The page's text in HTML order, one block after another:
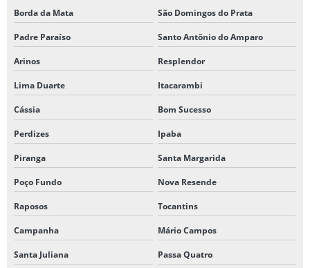
Borda da Mata São Domingos do Prata
Padre Paraíso Santo Antônio do Amparo
Arinos Resplendor
Lima Duarte Itacarambi
Cássia Bom Sucesso
Perdizes Ipaba
Piranga Santa Margarida
Poço Fundo Nova Resende
Raposos Tocantins
Campanha Mário Campos
Santa Juliana Passa Quatro